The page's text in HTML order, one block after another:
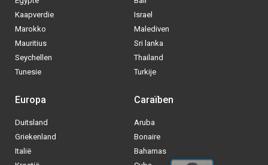
Kaapverdie
Marokko
Mauritius
Seychellen
Tunesie
Israel
Malediven
Sri lanka
Thailand
Turkije
Europa
Duitsland
Griekenland
Italië
Caraïben
Aruba
Bonaire
Bahamas